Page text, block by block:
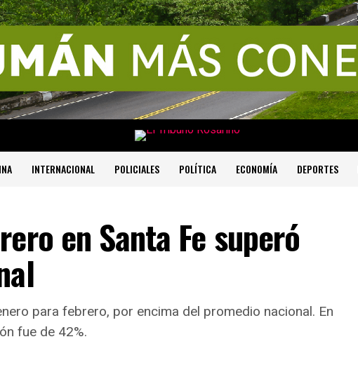
INTERNACIONAL POLICIALES POLÍTICA ECONOMÍA DEPORTES
en Santa Fe superó
para febrero, por encima del promedio nacional. En
fue de 42%.